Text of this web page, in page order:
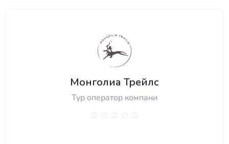
Монголиа Трейлс
Тур оператор компани